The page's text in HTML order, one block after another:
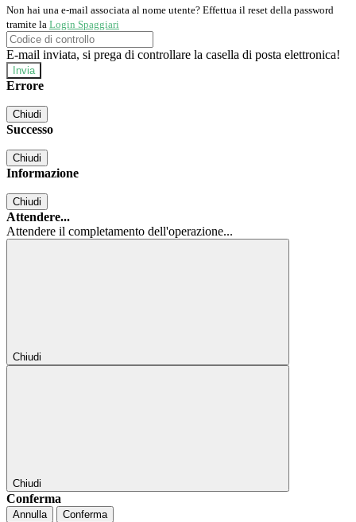
Non hai una e-mail associata al nome utente? Effettua il reset della password
tramite la Login Spaggiari
E-mail inviata, si prega di controllare la casella di posta elettronica!
Errore
Chiudi
Successo
Chiudi
Informazione
Chiudi
Attendere...
Attendere il completamento dell'operazione...
Chiudi
Chiudi
Conferma
Annulla Conferma